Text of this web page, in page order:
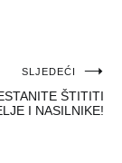
SLJEDEĆI
ŠTITITI
I NASILNIKE!